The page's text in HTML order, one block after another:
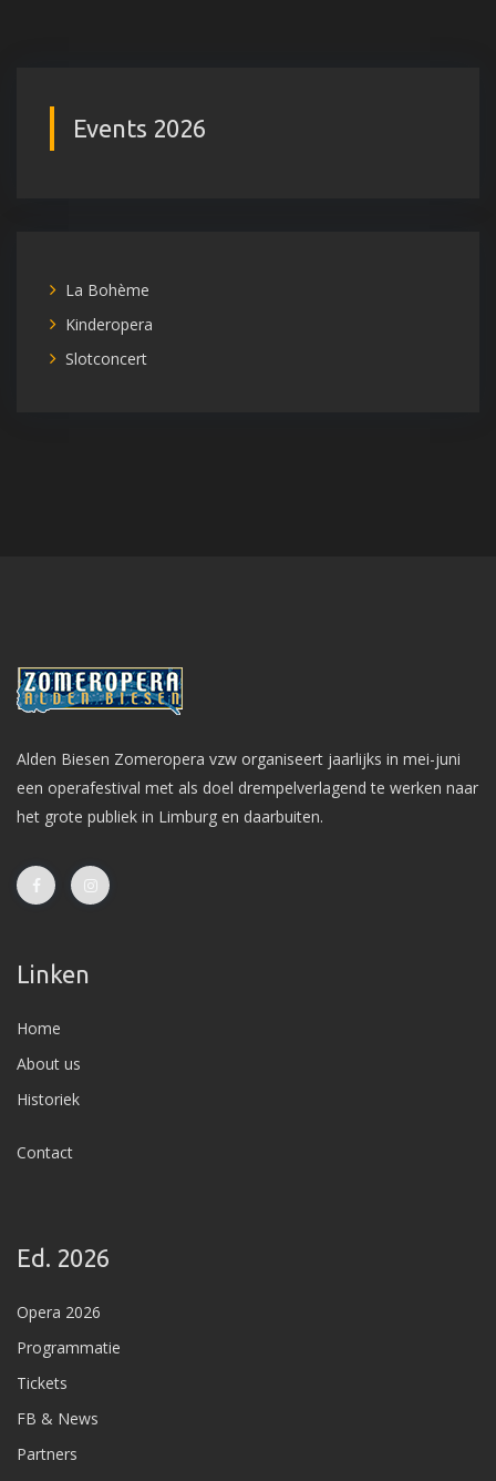
Events 2026
La Bohème
Kinderopera
Slotconcert
Alden Biesen Zomeropera vzw organiseert jaarlijks in mei-juni
een operafestival met als doel drempelverlagend te werken naar
het grote publiek in Limburg en daarbuiten.
Linken
Home
About us
Historiek
Contact
Ed. 2026
Opera 2026
Programmatie
Tickets
FB & News
Partners